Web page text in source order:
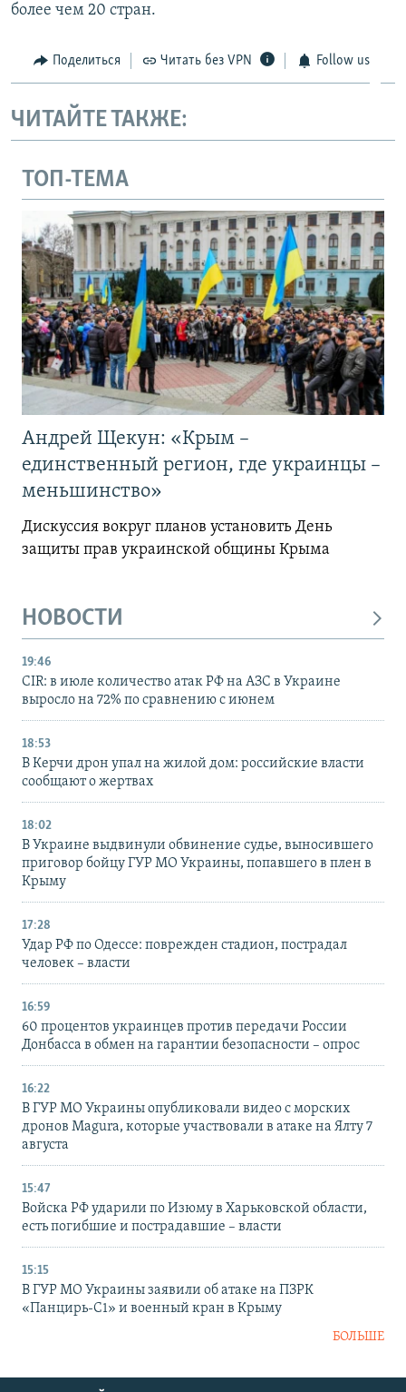
более чем 20 стран.
Поделиться Читать без VPN Follow us
ЧИТАЙТЕ ТАКЖЕ:
ТОП-ТЕМА
Андрей Щекун: «Крым –
единственный регион, где украинцы –
меньшинство»
Дискуссия вокруг планов установить День
защиты прав украинской общины Крыма
НОВОСТИ
19:46
CIR: в июле количество атак РФ на АЗС в Украине
выросло на 72% по сравнению с июнем
18:53
В Керчи дрон упал на жилой дом: российские власти
сообщают о жертвах
18:02
В Украине выдвинули обвинение судье, выносившего
приговор бойцу ГУР МО Украины, попавшего в плен в
Крыму
17:28
Удар РФ по Одессе: поврежден стадион, пострадал
человек – власти
16:59
60 процентов украинцев против передачи России
Донбасса в обмен на гарантии безопасности – опрос
16:22
В ГУР МО Украины опубликовали видео с морских
дронов Magura, которые участвовали в атаке на Ялту 7
августа
15:47
Войска РФ ударили по Изюму в Харьковской области,
есть погибшие и пострадавшие – власти
15:15
В ГУР МО Украины заявили об атаке на ПЗРК
«Панцирь-С1» и военный кран в Крыму
БОЛЬШЕ